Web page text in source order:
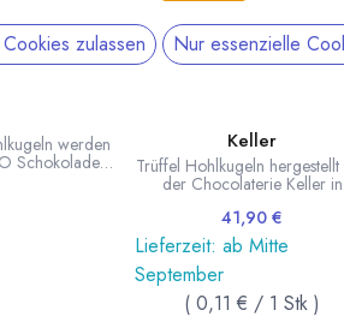
FOOD
werden
Schokolade
KELLER CHOCOLATERIE
Keller
Trüffel Hohlkugeln hergestellt
der Chocolaterie Keller in
Kugeln 26 mm. Je 2 Lagen in
Dunkler Schokolade,
Milchschokolade und Weißer
Schokolade. 63 Kugeln pro
insgesamt 378 Hohlkugeln.
41,90 €
Lieferzeit: ab Mitte
September
( 0,11 € / 1 Stk )
zulassen Nur essenzielle